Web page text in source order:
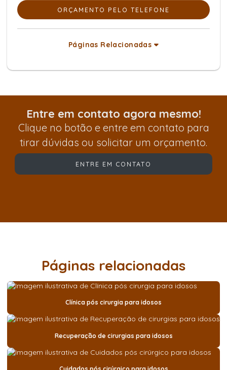
ORÇAMENTO PELO TELEFONE
Páginas Relacionadas
Entre em contato agora mesmo!
Clique no botão e entre em contato para
tirar dúvidas ou solicitar um orçamento.
ENTRE EM CONTATO
Páginas relacionadas
Clínica pós cirurgia para idosos
Recuperação de cirurgias para idosos